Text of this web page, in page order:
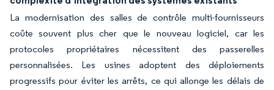
La modernisation des salles de contrôle multi-fournisseurs
coûte souvent plus cher que le nouveau logiciel, car les
protocoles propriétaires nécessitent des passerelles
personnalisées. Les usines adoptent des déploiements
progressifs pour éviter les arrêts, ce qui allonge les délais de